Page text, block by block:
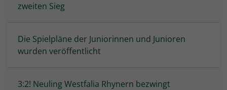
zweiten Sieg
Die Spielpläne der Juniorinnen und Junioren
wurden veröffentlicht
3:2! Neuling Westfalia Rhynern bezwingt